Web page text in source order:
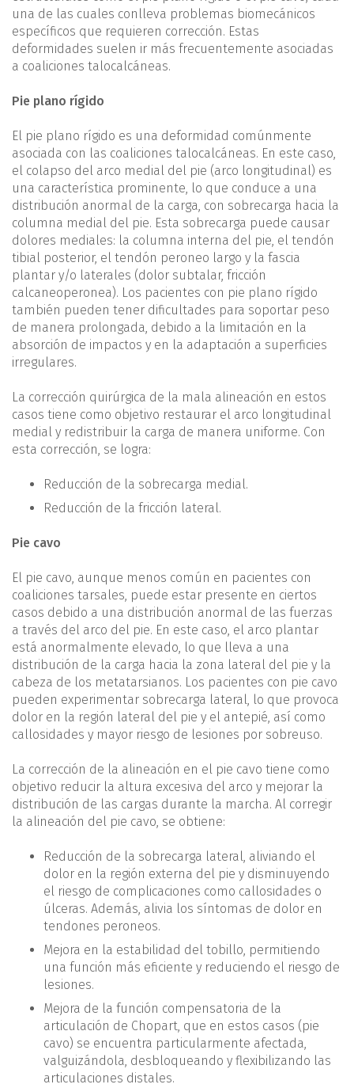
una de las cuales conlleva problemas biomecánicos
específicos que requieren corrección. Estas
deformidades suelen ir más frecuentemente asociadas
a coaliciones talocalcáneas.
Pie plano rígido
El pie plano rígido es una deformidad comúnmente
asociada con las coaliciones talocalcáneas. En este caso,
el colapso del arco medial del pie (arco longitudinal) es
una característica prominente, lo que conduce a una
distribución anormal de la carga, con sobrecarga hacia la
columna medial del pie. Esta sobrecarga puede causar
dolores mediales: la columna interna del pie, el tendón
tibial posterior, el tendón peroneo largo y la fascia
plantar y/o laterales (dolor subtalar, fricción
calcaneoperonea). Los pacientes con pie plano rígido
también pueden tener dificultades para soportar peso
de manera prolongada, debido a la limitación en la
absorción de impactos y en la adaptación a superficies
irregulares.
La corrección quirúrgica de la mala alineación en estos
casos tiene como objetivo restaurar el arco longitudinal
medial y redistribuir la carga de manera uniforme. Con
esta corrección, se logra:
Reducción de la sobrecarga medial.
Reducción de la fricción lateral.
Pie cavo
El pie cavo, aunque menos común en pacientes con
coaliciones tarsales, puede estar presente en ciertos
casos debido a una distribución anormal de las fuerzas
a través del arco del pie. En este caso, el arco plantar
está anormalmente elevado, lo que lleva a una
distribución de la carga hacia la zona lateral del pie y la
cabeza de los metatarsianos. Los pacientes con pie cavo
pueden experimentar sobrecarga lateral, lo que provoca
dolor en la región lateral del pie y el antepié, así como
callosidades y mayor riesgo de lesiones por sobreuso.
La corrección de la alineación en el pie cavo tiene como
objetivo reducir la altura excesiva del arco y mejorar la
distribución de las cargas durante la marcha. Al corregir
la alineación del pie cavo, se obtiene:
Reducción de la sobrecarga lateral, aliviando el
dolor en la región externa del pie y disminuyendo
el riesgo de complicaciones como callosidades o
úlceras. Además, alivia los síntomas de dolor en
tendones peroneos.
Mejora en la estabilidad del tobillo, permitiendo
una función más eficiente y reduciendo el riesgo de
lesiones.
Mejora de la función compensatoria de la
articulación de Chopart, que en estos casos (pie
cavo) se encuentra particularmente afectada,
valguizándola, desbloqueando y flexibilizando las
articulaciones distales.